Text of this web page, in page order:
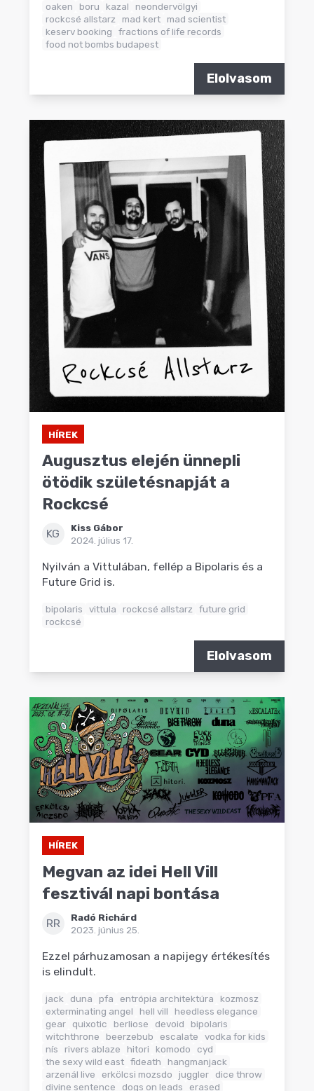
oaken boru kazal
neondervölgyi
rockcsé allstarz
mad kert mad scientist
keserv booking
fractions of life records
food not bombs budapest
Elolvasom
HÍREK
Augusztus elején ünnepli
ötödik születésnapját a
Rockcsé
KG
Kiss Gábor
2024. július 17.
Nyilván a Vittulában, fellép a Bipolaris és a
Future Grid is.
bipolaris vittula rockcsé allstarz
future grid
rockcsé
Elolvasom
HÍREK
Megvan az idei Hell Vill
fesztivál napi bontása
RR
Radó Richárd
2023. június 25.
Ezzel párhuzamosan a napijegy értékesítés
is elindult.
jack duna pfa entrópia architektúra
kozmosz
exterminating angel
hell vill
heedless elegance
gear
quixotic berliose devoid
bipolaris
witchthrone
beerzebub escalate
vodka for kids
nís
rivers ablaze hitori komodo
cyd
the sexy wild east fideath
hangmanjack
arzenál live
erkölcsi mozsdo juggler
dice throw
divine sentence
dogs on leads erased